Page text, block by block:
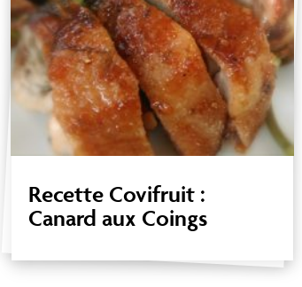
Recette Covifruit :
Canard aux Coings